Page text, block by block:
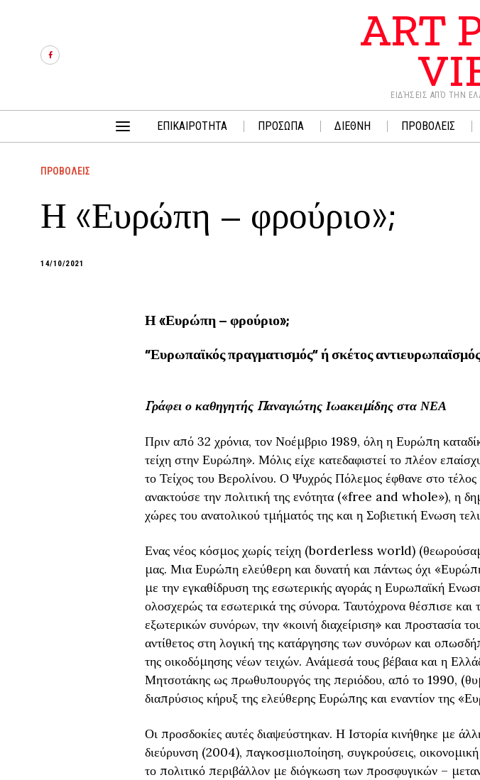
ART
ΕΙΔΉΣΕΙΣ ΑΠΌ ΤΗΝ
ΕΠΙΚΑΙΡΟΤΗΤΑ ΠΡΟΣΩΠΑ ΔΙΕΘΝΗ ΠΡΟΒΟΛΕΙΣ
ΠΡΟΒΟΛΕΙΣ
Η «Ευρώπη – φρούριο»;
14/10/2021
Η «Ευρώπη – φρούριο»;
“Ευρωπαϊκός πραγματισμός” ή σκέτος
Γράφει ο καθηγητής Παναγιώτης Ιωακειμίδης στα ΝΕΑ
Πριν από 32 χρόνια, τον Νοέμβριο 1989, όλη η Ευρώπη
τείχη στην Ευρώπη». Μόλις είχε κατεδαφιστεί το πλέον
το Τείχος του Βερολίνου. Ο Ψυχρός Πόλεμος έφθανε στο
ανακτούσε την πολιτική της ενότητα («free and whole»), η
χώρες του ανατολικού τμήματός της και η Σοβιετική Ενωση
Ενας νέος κόσμος χωρίς τείχη (borderless world)
μας. Μια Ευρώπη ελεύθερη και δυνατή και πάντως όχι
με την εγκαθίδρυση της εσωτερικής αγοράς η Ευρωπαϊκή
ολοσχερώς τα εσωτερικά της σύνορα. Ταυτόχρονα θέσπισε και
εξωτερικών συνόρων, την «κοινή διαχείριση» και προστασία
αντίθετος στη λογική της κατάργησης των συνόρων και
της οικοδόμησης νέων τειχών. Ανάμεσά τους βέβαια και η
Μητσοτάκης ως πρωθυπουργός της περιόδου, από το 1990,
διαπρύσιος κήρυξ της ελεύθερης Ευρώπης και εναντίον της
Οι προσδοκίες αυτές διαψεύστηκαν. Η Ιστορία κινήθηκε με
διεύρυνση (2004), παγκοσμιοποίηση, συγκρούσεις,
το πολιτικό περιβάλλον με διόγκωση των προσφυγικών –